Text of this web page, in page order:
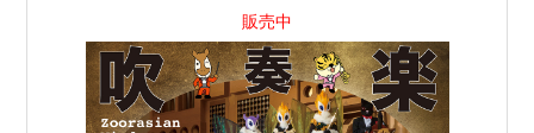
販売中